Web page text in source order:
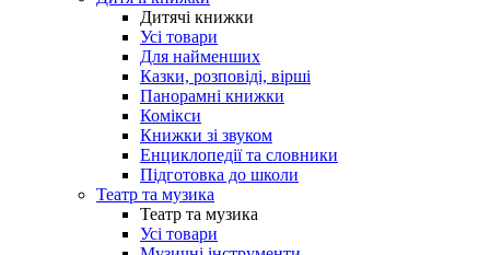
Дитячі книжки
Усі товари
Для найменших
Казки, розповіді, вірші
Панорамні книжки
Комікси
Книжки зі звуком
Енциклопедії та словники
Підготовка до школи
Театр та музика
Театр та музика
Усі товари